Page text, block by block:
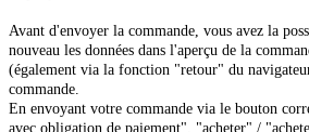
Avant d'envoyer la commande, vous avez la
nouveau les données dans l'aperçu de la
(également via la fonction "retour" du
commande.
En envoyant votre commande via le bouton
avec obligation de paiement", "acheter" /